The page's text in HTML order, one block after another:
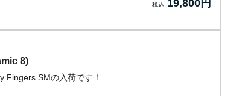
19,800円
8)
Fingers SMの入荷です！